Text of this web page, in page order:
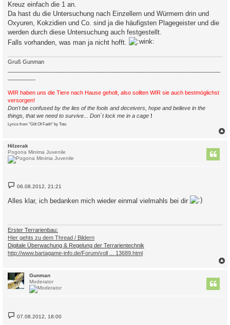
t
r
g
Kreuz einfach die 1 an.
Da hast du die Untersuchung nach Einzellern und Würmern drin und
Oxyuren, Kokzidien und Co. sind ja die häufigsten Plagegeister und die
werden durch diese Untersuchung auch festgestellt.
Falls vorhanden, was man ja nicht hofft.
Gruß Gunman
WIR haben uns die Tiere nach Hause geholt, also sollten WIR sie auch bestmöglichst
versorgen!
Don't be confused by the lies of the fools and deceivers, hope and believe in the
things, that we need to survive... Don´t lock me in a cage !
Lyrics from "Gift Of Faith" by Toto
Hilzerak
Pogona Minima Juvenile
B
e
t
06.08.2012, 21:21
Alles klar, ich bedanken mich wieder einmal vielmahls bei dir
Erster Terrarienbau:
Hier gehts zu dem Thread / Bildern
Digitale Überwachung & Regelung der Terrarientechnik
http://www.bartagame-info.de/Forum/voll ... 13689.html
Gunman
Moderator
B
e
07.08.2012, 18:00